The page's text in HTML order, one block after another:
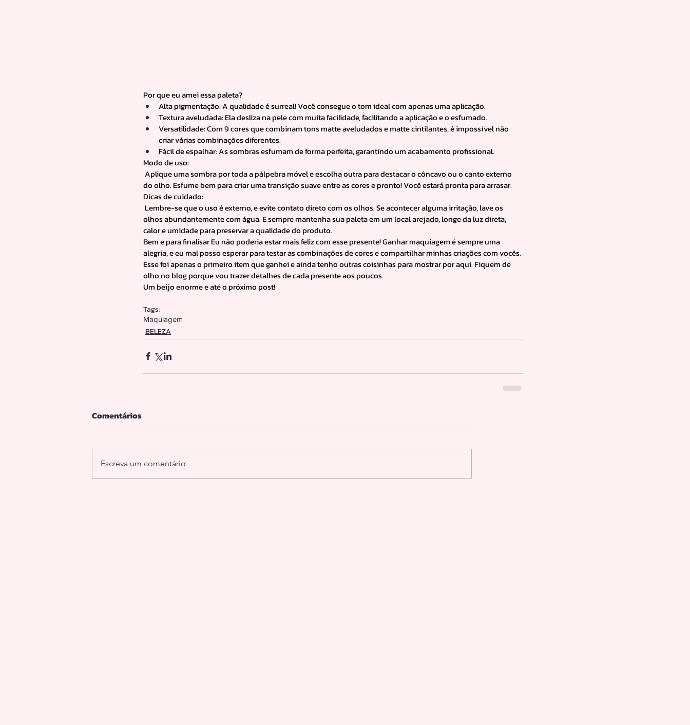
Por que eu amei essa paleta?
Alta pigmentação: A qualidade é surreal! Você consegue o tom ideal com apenas uma aplicação.
Textura aveludada: Ela desliza na pele com muita facilidade, facilitando a aplicação e o esfumado.
Versatilidade: Com 9 cores que combinam tons matte aveludados e matte cintilantes, é impossível não
criar várias combinações diferentes.
Fácil de espalhar: As sombras esfumam de forma perfeita, garantindo um acabamento profissional.
Modo de uso:
Aplique uma sombra por toda a pálpebra móvel e escolha outra para destacar o côncavo ou o canto externo
do olho. Esfume bem para criar uma transição suave entre as cores e pronto! Você estará pronta para arrasar.
Dicas de cuidado:
Lembre-se que o uso é externo, e evite contato direto com os olhos. Se acontecer alguma irritação, lave os
olhos abundantemente com água. E sempre mantenha sua paleta em um local arejado, longe da luz direta,
calor e umidade para preservar a qualidade do produto.
Bem e para finalisar Eu não poderia estar mais feliz com esse presente! Ganhar maquiagem é sempre uma
alegria, e eu mal posso esperar para testar as combinações de cores e compartilhar minhas criações com vocês.
Esse foi apenas o primeiro item que ganhei e ainda tenho outras coisinhas para mostrar por aqui. Fiquem de
olho no blog porque vou trazer detalhes de cada presente aos poucos.
Um beijo enorme e até o próximo post!
Tags:
Maquiagem
BELEZA
Comentários
Escreva um comentário